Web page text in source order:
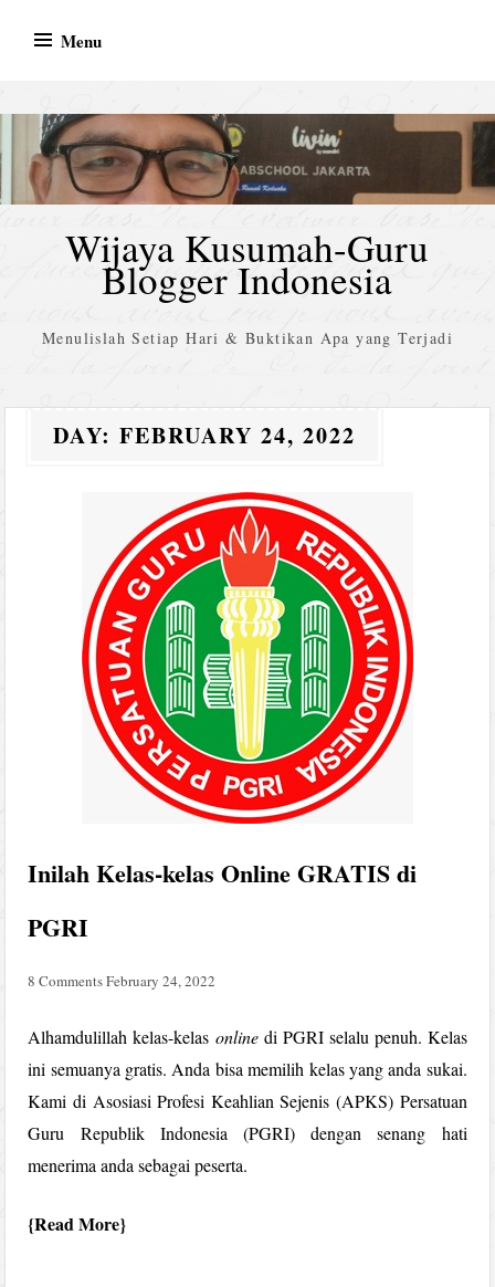
Menu
Wijaya Kusumah-Guru
Blogger Indonesia
Menulislah Setiap Hari & Buktikan Apa yang Terjadi
DAY:FEBRUARY 24, 2022
Inilah Kelas-kelas Online GRATIS di
PGRI
8 CommentsFebruary 24, 2022
Alhamdulillah kelas-kelas onlinedi PGRI selalu penuh. Kelas
ini semuanya gratis. Anda bisa memilih kelas yang anda sukai.
Kami di Asosiasi Profesi Keahlian Sejenis (APKS) Persatuan
Guru Republik Indonesia (PGRI) dengan senang hati
menerima anda sebagai peserta.
Read More